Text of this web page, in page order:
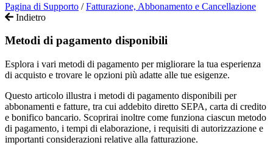
Pagina di Supporto / Fatturazione, Abbonamento e Cancellazione
Indietro
Metodi di pagamento disponibili
Esplora i vari metodi di pagamento per migliorare la tua esperienza
di acquisto e trovare le opzioni più adatte alle tue esigenze.
Questo articolo illustra i metodi di pagamento disponibili per
abbonamenti e fatture, tra cui addebito diretto SEPA, carta di credito
e bonifico bancario. Scoprirai inoltre come funziona ciascun metodo
di pagamento, i tempi di elaborazione, i requisiti di autorizzazione e
importanti considerazioni relative alla fatturazione.